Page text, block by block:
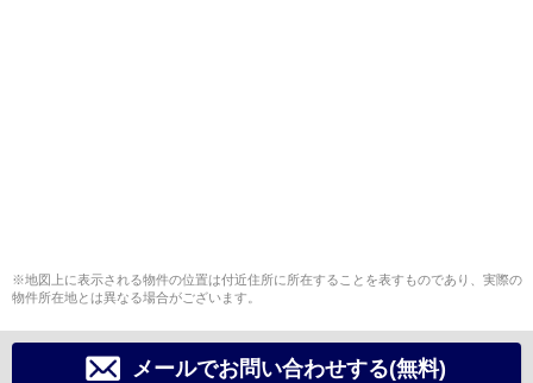
※地図上に表示される物件の位置は付近住所に所在することを表すものであり、実際の
物件所在地とは異なる場合がございます。
メールでお問い合わせする(無料)